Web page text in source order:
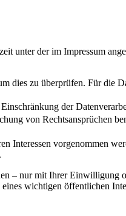
unter der im Impressum
dies zu überprüfen. Für die
der
von Rechtsansprüchen
Interessen vorgenommen
– nur mit Ihrer Einwilligung
wichtigen öffentlichen